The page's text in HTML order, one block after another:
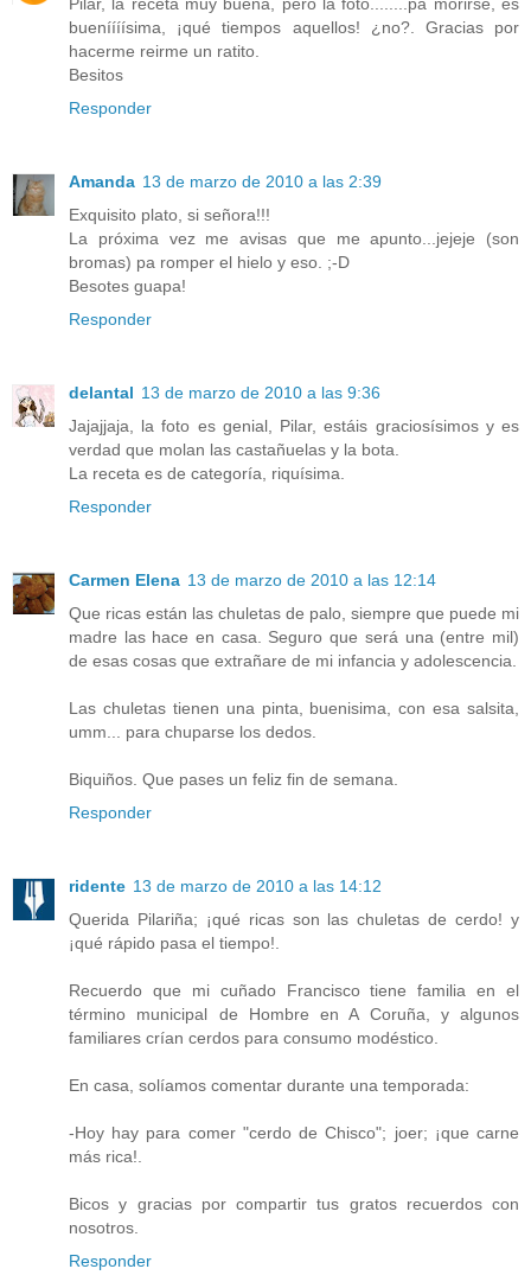
bueníííísima, ¡qué tiempos aquellos! ¿no?. Gracias por
hacerme reirme un ratito.
Besitos
Responder
Amanda 13 de marzo de 2010 a las 2:39
Exquisito plato, si señora!!!
La próxima vez me avisas que me apunto...jejeje (son
bromas) pa romper el hielo y eso. ;-D
Besotes guapa!
Responder
delantal 13 de marzo de 2010 a las 9:36
Jajajjaja, la foto es genial, Pilar, estáis graciosísimos y es
verdad que molan las castañuelas y la bota.
La receta es de categoría, riquísima.
Responder
Carmen Elena 13 de marzo de 2010 a las 12:14
Que ricas están las chuletas de palo, siempre que puede mi
madre las hace en casa. Seguro que será una (entre mil)
de esas cosas que extrañare de mi infancia y adolescencia.
Las chuletas tienen una pinta, buenisima, con esa salsita,
umm... para chuparse los dedos.
Biquiños. Que pases un feliz fin de semana.
Responder
ridente 13 de marzo de 2010 a las 14:12
Querida Pilariña; ¡qué ricas son las chuletas de cerdo! y
¡qué rápido pasa el tiempo!.
Recuerdo que mi cuñado Francisco tiene familia en el
término municipal de Hombre en A Coruña, y algunos
familiares crían cerdos para consumo modéstico.
En casa, solíamos comentar durante una temporada:
-Hoy hay para comer "cerdo de Chisco"; joer; ¡que carne
más rica!.
Bicos y gracias por compartir tus gratos recuerdos con
nosotros.
Responder